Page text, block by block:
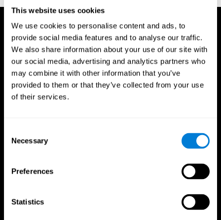
This website uses cookies
We use cookies to personalise content and ads, to
provide social media features and to analyse our traffic.
We also share information about your use of our site with
our social media, advertising and analytics partners who
may combine it with other information that you’ve
provided to them or that they’ve collected from your use
of their services.
Selection
Necessary
Preferences
Statistics